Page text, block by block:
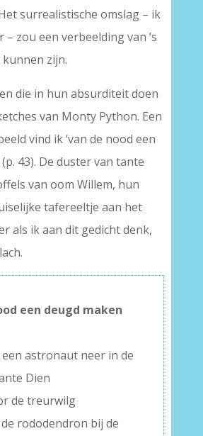
surrealistische omslag – ik
– zou een verbeelding van ’s
zijn.
die in hun absurditeit doen
van Monty Python. Een
vind ik ‘van de nood een
43). De duster van tante
van oom Willem, hun
tafereeltje aan het
als ik aan dit gedicht denk,
een deugd maken
astronaut neer in de
Dien
de treurwilg
rododendron bij de